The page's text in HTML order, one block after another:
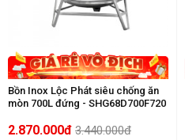
Bồn Inox Lộc Phát siêu chống ăn
mòn 700L đứng - SHG68D700F720
2.870.000đ 3.440.000đ